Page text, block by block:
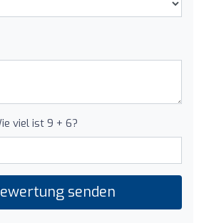
viel ist 9 + 6?
senden